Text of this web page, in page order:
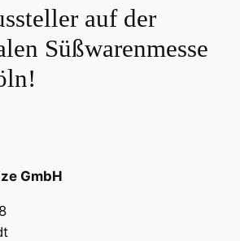
auf der
Süßwarenmesse
GmbH